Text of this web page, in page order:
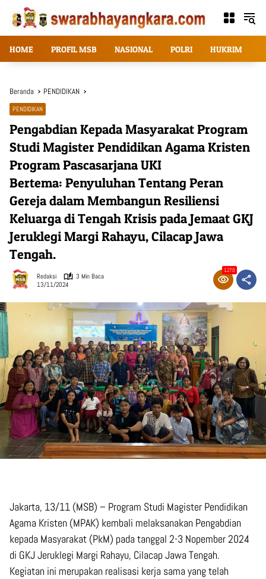
Langsung
konten
HOME PROFIL MSB NASIONAL POLRI HUKRIM
Beranda PENDIDIKAN
PENDIDIKAN
Pengabdian Kepada Masyarakat Program
Studi Magister Pendidikan Agama Kristen
Program Pascasarjana UKI
Bertema: Penyuluhan Tentang Peran
Gereja dalam Membangun Resiliensi
Keluarga di Tengah Krisis pada Jemaat GKJ
Jeruklegi Margi Rahayu, Cilacap Jawa
Tengah.
Redaksi
3 Min Baca
13/11/2024
1270
Jakarta, 13/11 (MSB) – Program Studi Magister Pendidikan
Agama Kristen (MPAK) kembali melaksanakan Pengabdian
kepada Masyarakat (PkM) pada tanggal 2-3 Nopember 2024
di GKJ Jeruklegi Margi Rahayu, Cilacap Jawa Tengah.
Kegiatan ini merupakan realisasi kerja sama yang telah